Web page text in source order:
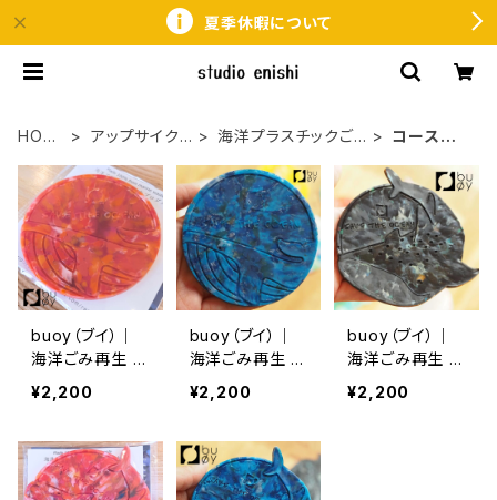
夏季休暇について
HOM
アップサイク
海洋プラスチックご
コースタ
buoy（ブイ）｜
海洋ごみ再生 ア
ップサイクル ジ
ンベイザメコー
ステナブル・エシ
カルギフト
¥2,200
buoy（ブイ）｜
海洋ごみ再生 ア
ップサイクル ク
ジラコースタ
ナブル・エシカル
ギフト
¥2,200
buoy（ブイ）｜
海洋ごみ再生 ア
ップサイクル ジ
ンベイザメコー
¥2,200